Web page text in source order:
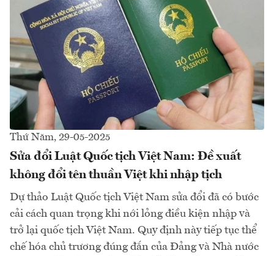
Thứ Năm, 29-05-2025
Sửa đổi Luật Quốc tịch Việt Nam: Đề xuất
không đổi tên thuần Việt khi nhập tịch
Dự thảo Luật Quốc tịch Việt Nam sửa đổi đã có bước
cải cách quan trọng khi nới lỏng điều kiện nhập và
trở lại quốc tịch Việt Nam. Quy định này tiếp tục thể
chế hóa chủ trương đúng đắn của Đảng và Nhà nước